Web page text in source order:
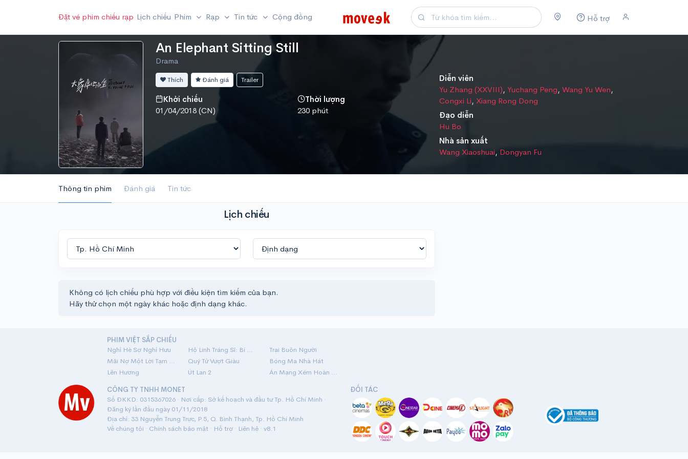
Hỗ trợ
Đặt vé phim chiếu rạp Lịch chiếu Phim Rạp Tin tức Cộng đồng
An Elephant Sitting Still
Drama
Thích Đánh giá Trailer
Khởi chiếu
01/04/2018 (CN)
Thời lượng
230 phút
Diễn viên
Yu Zhang (XXVIII),Yuchang Peng,Wang Yu Wen,
Congxi Li,Xiang Rong Dong
Đạo diễn
Hu Bo
Nhà sản xuất
Wang Xiaoshuai, Dongyan Fu
Thông tin phim Đánh giá Tin tức
Lịch chiếu
Không có lịch chiếu phù hợp với điều kiện tìm kiếm của bạn.
Hãy thử chọn một ngày khác hoặc định dạng khác.
PHIM VIỆT SẮP CHIẾU
Nghỉ Hè Sợ Nghỉ Hưu
Hộ Linh Tráng Sĩ: Bí Ẩn Mộ Vua Đinh
Trại Buôn Người
Mãi Nợ Một Lời Tạm Biệt
Quý Tử Vượt Giàu
Bóng Ma Nhà Hát
Lên Hương
Út Lan 2
Án Mạng Xém Hoàn Hảo
CÔNG TY TNHH MONET
Số ĐKKD: 0315367026 · Nơi cấp: Sở kế hoạch và đầu tư Tp. Hồ Chí Minh ·
Đăng ký lần đầu ngày 01/11/2018
Địa chỉ: 33 Nguyễn Trung Trực, P.5, Q. Bình Thạnh, Tp. Hồ Chí Minh
Về chúng tôi · Chính sách bảo mật· Hỗ trợ· Liên hệ· v8.1
ĐỐI TÁC